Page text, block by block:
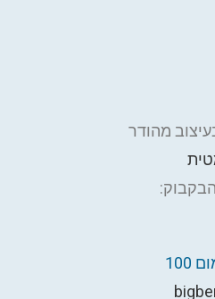
מהודר
צרו קשר לקבלת הצעת מחיר למוצר עם מיתוג (מינימום 100